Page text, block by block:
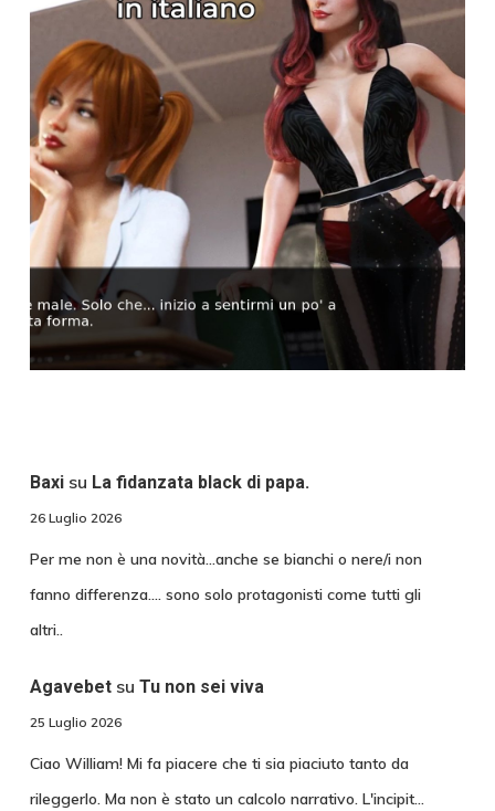
Baxisu La fidanzata black di papa.
26 Luglio 2026
Per me non è una novità...anche se bianchi o nere/i non
fanno differenza.... sono solo protagonisti come tutti gli
altri..
Agavebetsu Tu non sei viva
25 Luglio 2026
Ciao William! Mi fa piacere che ti sia piaciuto tanto da
rileggerlo. Ma non è stato un calcolo narrativo. L'incipit…